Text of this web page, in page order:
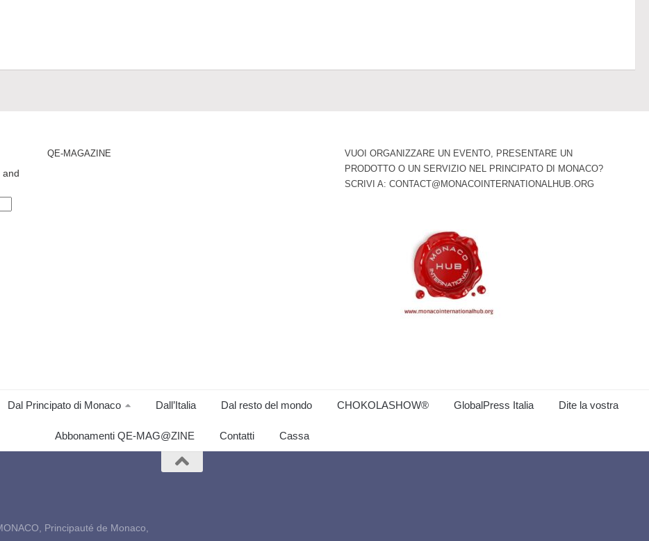
and
QE-MAGAZINE
VUOI ORGANIZZARE UN EVENTO, PRESENTARE UN
PRODOTTO O UN SERVIZIO NEL PRINCIPATO DI MONACO?
SCRIVI A: CONTACT@MONACOINTERNATIONALHUB.ORG
Dal Principato di Monaco Dall’Italia Dal resto del mondo CHOKOLASHOW® GlobalPress Italia Dite la vostra
Abbonamenti QE-MAG@ZINE Contatti Cassa
Principauté de Monaco,